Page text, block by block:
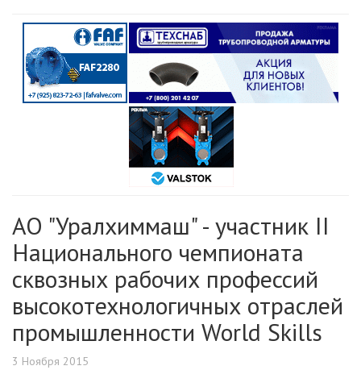
АО "Уралхиммаш" - участник II
Национального чемпионата
сквозных рабочих профессий
высокотехнологичных отраслей
промышленности World Skills
3 Ноября 2015